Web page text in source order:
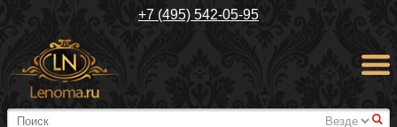
+7 (495) 542-05-95
#